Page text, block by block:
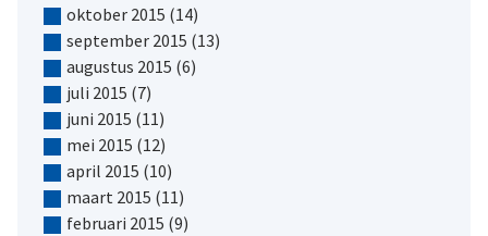
oktober 2015 (14)
september 2015 (13)
augustus 2015 (6)
juli 2015 (7)
juni 2015 (11)
mei 2015 (12)
april 2015 (10)
maart 2015 (11)
februari 2015 (9)